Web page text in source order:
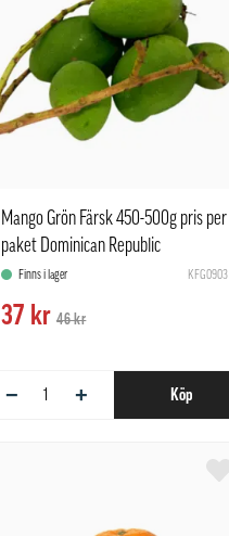
Mango Grön Färsk 450-500g pris per
paket Dominican Republic
Finns i lager KFG0903
37 kr 46 kr
− + Köp